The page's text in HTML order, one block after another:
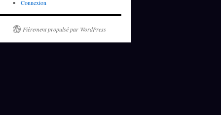
Connexion
Fièrement propulsé par WordPress